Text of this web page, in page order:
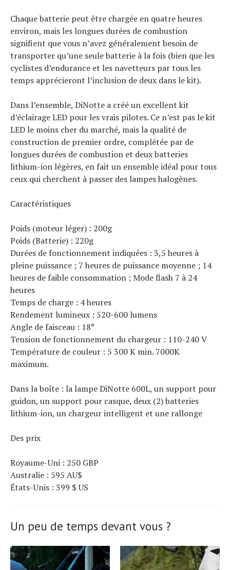
Chaque batterie peut être chargée en quatre heures
environ, mais les longues durées de combustion
signifient que vous n’avez généralement besoin de
transporter qu’une seule batterie à la fois (bien que les
cyclistes d’endurance et les navetteurs par tous les
temps apprécieront l’inclusion de deux dans le kit).
Dans l’ensemble, DiNotte a créé un excellent kit
d’éclairage LED pour les vrais pilotes. Ce n’est pas le kit
LED le moins cher du marché, mais la qualité de
construction de premier ordre, complétée par de
longues durées de combustion et deux batteries
lithium-ion légères, en fait un ensemble idéal pour tous
ceux qui cherchent à passer des lampes halogènes.
Caractéristiques
Poids (moteur léger) : 200g
Poids (Batterie) : 220g
Durées de fonctionnement indiquées : 3,5 heures à
pleine puissance ; 7 heures de puissance moyenne ; 14
heures de faible consommation ; Mode flash 7 à 24
heures
Temps de charge : 4 heures
Rendement lumineux : 520-600 lumens
Angle de faisceau : 18°
Tension de fonctionnement du chargeur : 110-240 V
Température de couleur : 5 300 K min. 7000K
maximum.
Dans la boîte : la lampe DiNotte 600L, un support pour
guidon, un support pour casque, deux (2) batteries
lithium-ion, un chargeur intelligent et une rallonge
Des prix
Royaume-Uni : 250 GBP
Australie : 595 AU$
États-Unis : 399 $ US
Un peu de temps devant vous ?